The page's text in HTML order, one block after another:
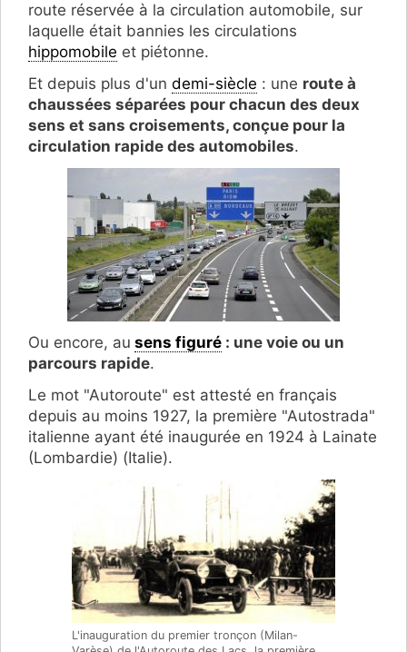
route réservée à la circulation automobile, sur
laquelle était bannies les circulations
hippomobile et piétonne.
Et depuis plus d'un demi-siècle : une route à
chaussées séparées pour chacun des deux
sens et sans croisements, conçue pour la
circulation rapide des automobiles.
Ou encore, au sens figuré : une voie ou un
parcours rapide.
Le mot "Autoroute" est attesté en français
depuis au moins 1927, la première "Autostrada"
italienne ayant été inaugurée en 1924 à Lainate
(Lombardie) (Italie).
L'inauguration du premier tronçon (Milan-